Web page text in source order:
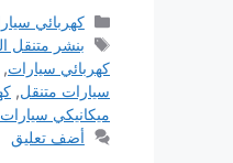
التصنيفات
كهربائي
الوسوم
بنشر متنقل
كهربائي سيارات,
سيارات متنقل,
ميكانيكي
أضف تعليق